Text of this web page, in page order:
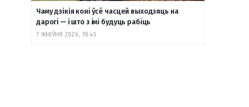
Чаму дзікія коні ўсё часцей выходзяць на
дарогі — і што з імі будуць рабіць
7 ЖНІЎНЯ 2026, 10:45